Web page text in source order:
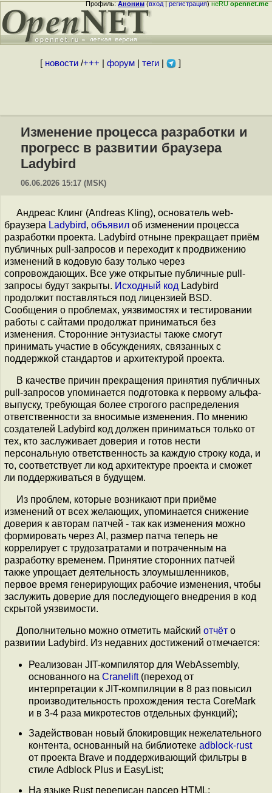
Профиль:Аноним(вход|регистрация)неRUopennet.me
[ новости/+++ форум| теги| ]
Изменение процесса разработки и
прогресс в развитии браузера
Ladybird
06.06.2026 15:17 (MSK)
Андреас Клинг (Andreas Kling), основатель web-
браузера Ladybird, объявил об изменении процесса
разработки проекта. Ladybird отныне прекращает приём
публичных pull-запросов и переходит к продвижению
изменений в кодовую базу только через
сопровождающих. Все уже открытые публичные pull-
запросы будут закрыты. Исходный код Ladybird
продолжит поставляться под лицензией BSD.
Сообщения о проблемах, уязвимостях и тестировании
работы с сайтами продолжат приниматься без
изменения. Сторонние энтузиасты также смогут
принимать участие в обсуждениях, связанных с
поддержкой стандартов и архитектурой проекта.
В качестве причин прекращения принятия публичных
pull-запросов упоминается подготовка к первому альфа-
выпуску, требующая более строгого распределения
ответственности за вносимые изменения. По мнению
создателей Ladybird код должен приниматься только от
тех, кто заслуживает доверия и готов нести
персональную ответственность за каждую строку кода, и
то, соответствует ли код архитектуре проекта и сможет
ли поддерживаться в будущем.
Из проблем, которые возникают при приёме
изменений от всех желающих, упоминается снижение
доверия к авторам патчей - так как изменения можно
формировать через AI, размер патча теперь не
коррелирует с трудозатратами и потраченным на
разработку временем. Принятие сторонних патчей
также упрощает деятельность злоумышленников,
первое время генерирующих рабочие изменения, чтобы
заслужить доверие для последующего внедрения в код
скрытой уязвимости.
Дополнительно можно отметить майский отчёт о
развитии Ladybird. Из недавних достижений отмечается:
Реализован JIT-компилятор для WebAssembly,
основанного на Cranelift(переход от
интерпретации к JIT-компиляции в 8 раз повысил
производительность прохождения теста CoreMark
и в 3-4 раза микротестов отдельных функций);
Задействован новый блокировщик нежелательного
контента, основанный на библиотеке adblock-rust
от проекта Brave и поддерживающий фильтры в
стиле Adblock Plus и EasyList;
На языке Rust переписан парсер HTML;